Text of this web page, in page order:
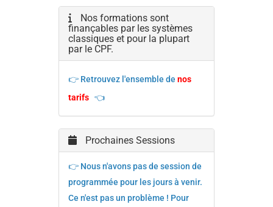
Nos formations sont
finançables par les systèmes
classiques et pour la plupart
par le CPF.
👉 Retrouvez l'ensemble de nos
tarifs 👈
Prochaines Sessions
👉 Nous n'avons pas de session de
programmée pour les jours à venir.
Ce n'est pas un problème ! Pour